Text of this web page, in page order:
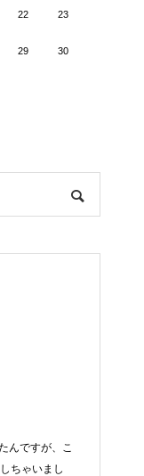
22 23
29 30
んですが、こ
ちゃいまし